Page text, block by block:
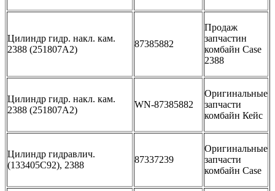
Цилиндр гидр. накл. кам.
2388 (251807A2)
87385882
Продаж
запчастин
комбайн Case
2388
Цилиндр гидр. накл. кам.
2388 (251807A2)
WN-87385882
Оригинальные
запчасти
комбайн Кейс
Цилиндр гидравлич.
(133405C92), 2388
87337239
Оригинальные
запчасти
комбайн Case